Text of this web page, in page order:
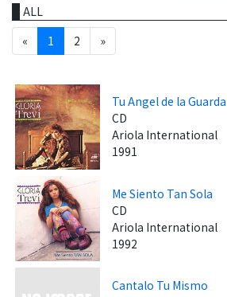
ALL
«
1 2 »
Tu Angel de la Guarda
CD
Ariola International
1991
Me Siento Tan Sola
CD
Ariola International
1992
Cantalo Tu Mismo